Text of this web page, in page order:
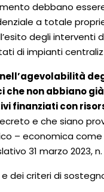
debbano
a totale
degli
di impianti
che non abbiano
finanziati con
e che siano
– economica come
31 marzo 2023,
dei criteri di